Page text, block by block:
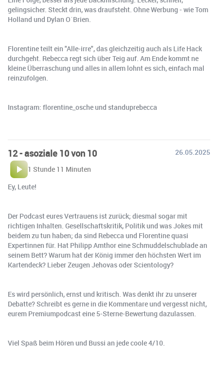
gelingsicher. Steckt drin, was draufsteht. Ohne Werbung - wie Tom
Holland und Dylan O´Brien.
Florentine teilt ein "Alle-irre", das gleichzeitig auch als Life Hack
durchgeht. Rebecca regt sich über Teig auf. Am Ende kommt ne
kleine Überraschung und alles in allem lohnt es sich, einfach mal
reinzufolgen.
Instagram: florentine_osche und standuprebecca
12 - asoziale 10 von 10
26.05.2025
1 Stunde 11 Minuten
Ey, Leute!
Der Podcast eures Vertrauens ist zurück; diesmal sogar mit
richtigen Inhalten. Gesellschaftskritik, Politik und was Jokes mit
beidem zu tun haben; da sind Rebecca und Florentine quasi
Expertinnen für. Hat Philipp Amthor eine Schmuddelschublade an
seinem Bett? Warum hat der König immer den höchsten Wert im
Kartendeck? Lieber Zeugen Jehovas oder Scientology?
Es wird persönlich, ernst und kritisch. Was denkt ihr zu unserer
Debatte? Schreibt es gerne in die Kommentare und vergesst nicht,
eurem Premiumpodcast eine 5-Sterne-Bewertung dazulassen.
Viel Spaß beim Hören und Bussi an jede coole 4/10.